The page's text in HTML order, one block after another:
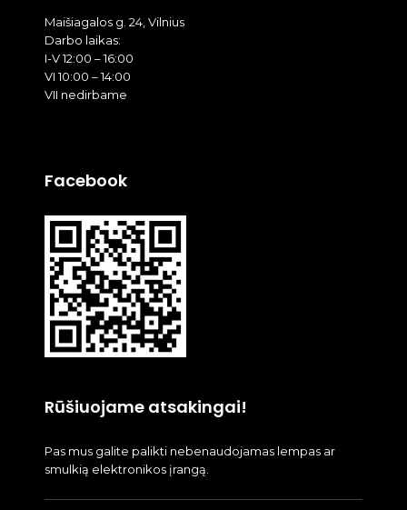
Maišiagalos g. 24, Vilnius
Darbo laikas:
I-V 12:00 – 16:00
VI 10:00 – 14:00
VII nedirbame
Facebook
Rūšiuojame atsakingai!
Pas mus galite palikti nebenaudojamas lempas ar
smulkią elektronikos įrangą.